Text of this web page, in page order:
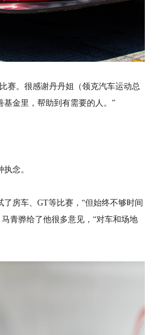
赛。很感谢丹丹姐（领克汽车运动总
金里，帮助到有需要的人。”
念。
房车、GT等比赛，“但始终不够时间
青骅给了他很多意见，“对车和场地